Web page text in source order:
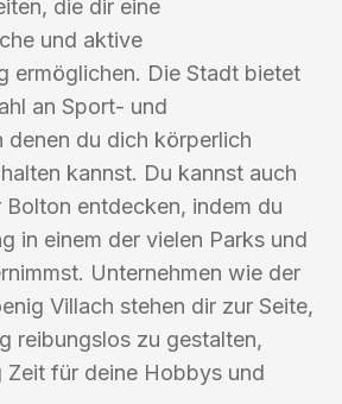
die dir eine
und aktive
ermöglichen. Die Stadt bietet
an Sport- und
denen du dich körperlich
kannst. Du kannst auch
entdecken, indem du
in einem der vielen Parks und
Unternehmen wie der
Villach stehen dir zur Seite,
reibungslos zu gestalten,
Zeit für deine Hobbys und